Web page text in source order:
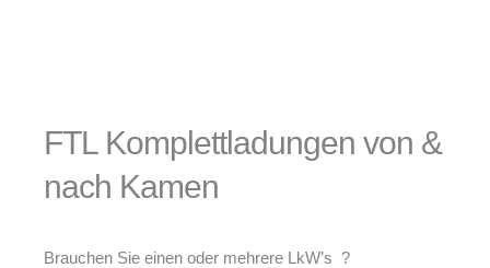
FTL Komplettladungen von &
nach Kamen
Brauchen Sie einen oder mehrere LkW’s ?